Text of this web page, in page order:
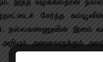
இந்த வழக்​கில்​தான்
சேர்ந்த
நல்ல​கண்​ணு​வின் இளம்
அனை​வருக்​கும் அவர்